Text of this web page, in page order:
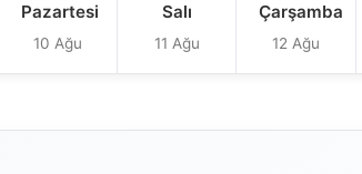
Pazartesi
10 Ağu
Salı
11 Ağu
Çarşamba
12 Ağu